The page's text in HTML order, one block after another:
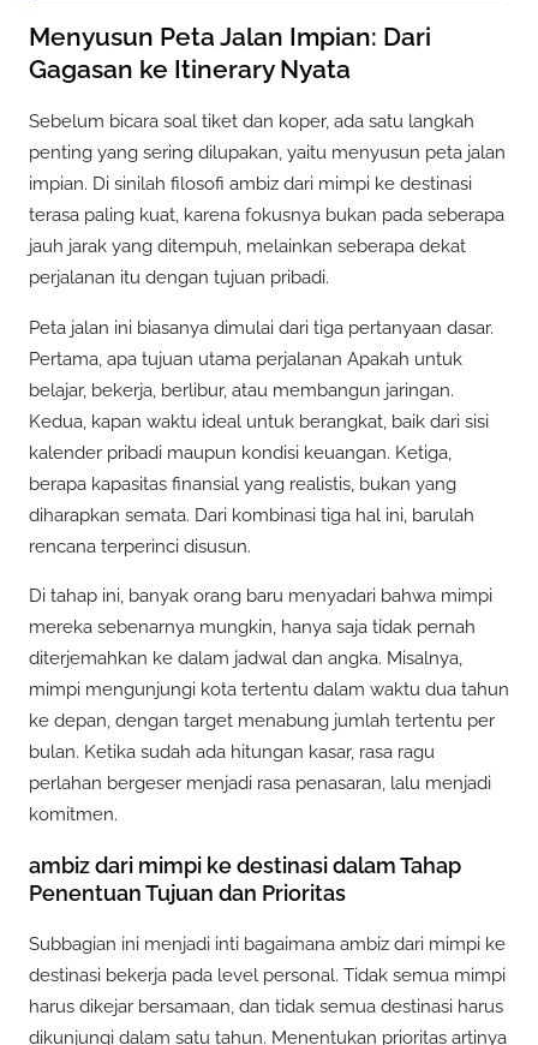
Menyusun Peta Jalan Impian: Dari
Gagasan ke Itinerary Nyata
Sebelum bicara soal tiket dan koper, ada satu langkah
penting yang sering dilupakan, yaitu menyusun peta jalan
impian. Di sinilah filosofi ambiz dari mimpi ke destinasi
terasa paling kuat, karena fokusnya bukan pada seberapa
jauh jarak yang ditempuh, melainkan seberapa dekat
perjalanan itu dengan tujuan pribadi.
Peta jalan ini biasanya dimulai dari tiga pertanyaan dasar.
Pertama, apa tujuan utama perjalanan Apakah untuk
belajar, bekerja, berlibur, atau membangun jaringan.
Kedua, kapan waktu ideal untuk berangkat, baik dari sisi
kalender pribadi maupun kondisi keuangan. Ketiga,
berapa kapasitas finansial yang realistis, bukan yang
diharapkan semata. Dari kombinasi tiga hal ini, barulah
rencana terperinci disusun.
Di tahap ini, banyak orang baru menyadari bahwa mimpi
mereka sebenarnya mungkin, hanya saja tidak pernah
diterjemahkan ke dalam jadwal dan angka. Misalnya,
mimpi mengunjungi kota tertentu dalam waktu dua tahun
ke depan, dengan target menabung jumlah tertentu per
bulan. Ketika sudah ada hitungan kasar, rasa ragu
perlahan bergeser menjadi rasa penasaran, lalu menjadi
komitmen.
ambiz dari mimpi ke destinasi dalam Tahap
Penentuan Tujuan dan Prioritas
Subbagian ini menjadi inti bagaimana ambiz dari mimpi ke
destinasi bekerja pada level personal. Tidak semua mimpi
harus dikejar bersamaan, dan tidak semua destinasi harus
dikunjungi dalam satu tahun. Menentukan prioritas artinya